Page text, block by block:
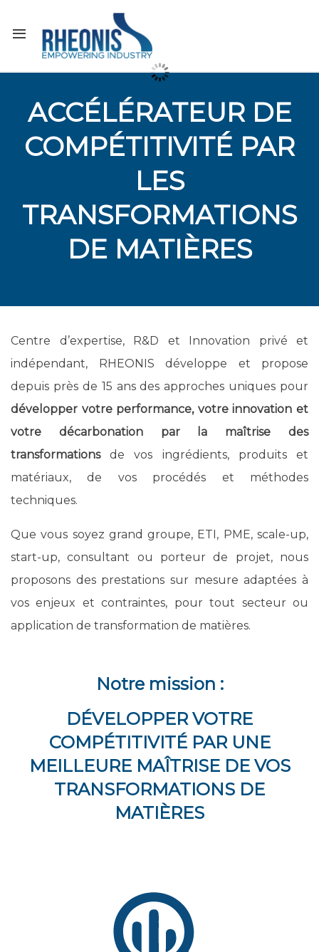
ACCÉLÉRATEUR DE
COMPÉTITIVITÉ PAR
LES
TRANSFORMATIONS
DE MATIÈRES
Centre d’expertise, R&D et Innovation privé et
indépendant, RHEONIS développe et propose
depuis près de 15 ans des approches uniques pour
développer votre performance, votre innovation et
votre décarbonation par la maîtrise des
transformationsde vos ingrédients, produits et
matériaux, de vos procédés et méthodes
techniques.
Que vous soyez grand groupe, ETI, PME, scale-up,
start-up, consultant ou porteur de projet, nous
proposons des prestations sur mesure adaptées à
vos enjeux et contraintes, pour tout secteur ou
application de transformation de matières.
Notre mission :
DÉVELOPPER VOTRE
COMPÉTITIVITÉ PAR UNE
MEILLEURE MAÎTRISE DE VOS
TRANSFORMATIONS DE
MATIÈRES